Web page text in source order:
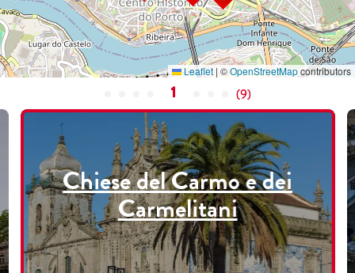
Leaflet | ©OpenStreetMapcontributors
1 (9)
Chiese del Carmo e dei
Carmelitani